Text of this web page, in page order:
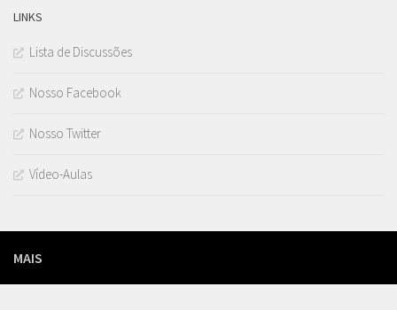
LINKS
Lista de Discussões
Nosso Facebook
Nosso Twitter
Vídeo-Aulas
MAIS